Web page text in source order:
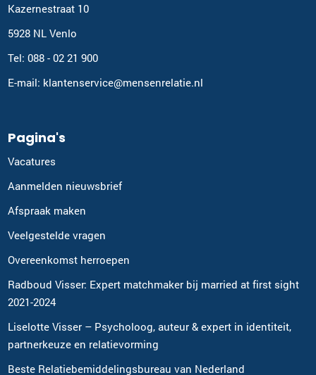
Kazernestraat 10
5928 NL Venlo
Tel: 088 - 02 21 900
E-mail: klantenservice@mensenrelatie.nl
Pagina's
Vacatures
Aanmelden nieuwsbrief
Afspraak maken
Veelgestelde vragen
Overeenkomst herroepen
Radboud Visser: Expert matchmaker bij married at first sight
2021-2024
Liselotte Visser – Psycholoog, auteur & expert in identiteit,
partnerkeuze en relatievorming
Beste Relatiebemiddelingsbureau van Nederland